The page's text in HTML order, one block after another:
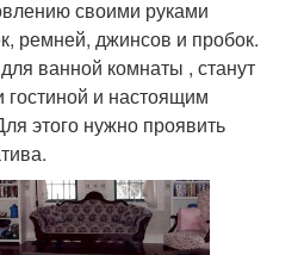
своими руками
ремней, джинсов и пробок.
ванной комнаты , станут
и настоящим
этого нужно проявить